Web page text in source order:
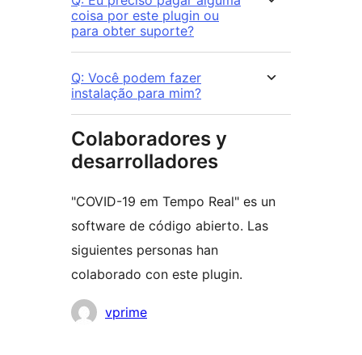
coisa por este plugin ou
para obter suporte?
Q: Você podem fazer
instalação para mim?
Colaboradores y
desarrolladores
"COVID-19 em Tempo Real" es un
software de código abierto. Las
siguientes personas han
colaborado con este plugin.
Colaboradores
vprime